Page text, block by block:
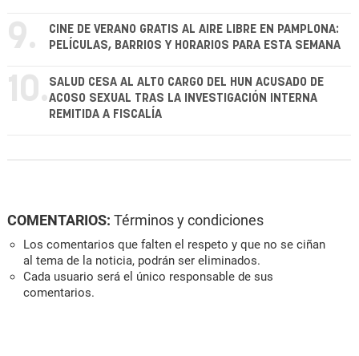
9.
CINE DE VERANO GRATIS AL AIRE LIBRE EN PAMPLONA:
PELÍCULAS, BARRIOS Y HORARIOS PARA ESTA SEMANA
10. SALUD CESA AL ALTO CARGO DEL HUN ACUSADO DE
ACOSO SEXUAL TRAS LA INVESTIGACIÓN INTERNA
REMITIDA A FISCALÍA
COMENTARIOS: Términos y condiciones
Los comentarios que falten el respeto y que no se ciñan
al tema de la noticia, podrán ser eliminados.
Cada usuario será el único responsable de sus
comentarios.